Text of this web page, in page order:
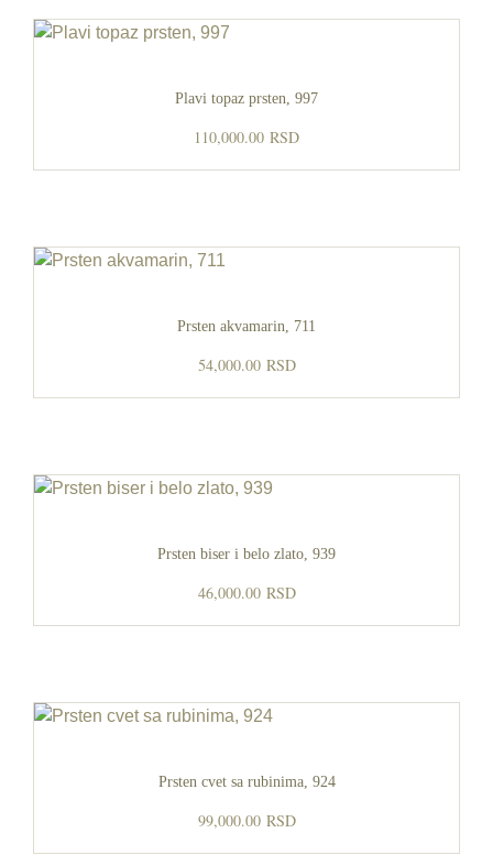
Plavi topaz prsten, 997
110,000.00 RSD
Prsten akvamarin, 711
54,000.00 RSD
Prsten biser i belo zlato, 939
46,000.00 RSD
Prsten cvet sa rubinima, 924
99,000.00 RSD